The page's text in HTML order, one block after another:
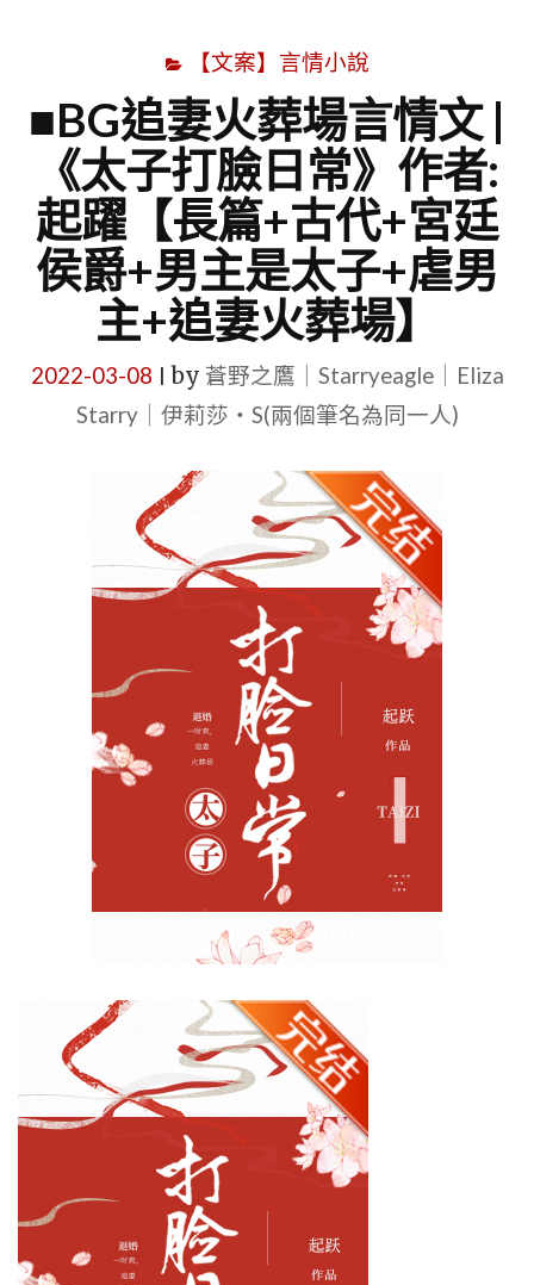
【文案】言情小說
■BG追妻火葬場言情文 |
《太子打臉日常》作者:
起躍【長篇+古代+宮廷
侯爵+男主是太子+虐男
主+追妻火葬場】
2022-03-08 by 蒼野之鷹｜Starryeagle｜Eliza
Starry｜伊莉莎・S(兩個筆名為同一人)